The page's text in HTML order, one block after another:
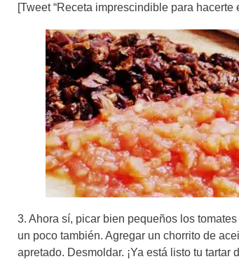
[Tweet “Receta imprescindible para hacerte
3. Ahora sí, picar bien pequeños los
un poco también. Agregar un chorrito de
apretado. Desmoldar. ¡Ya está listo tu